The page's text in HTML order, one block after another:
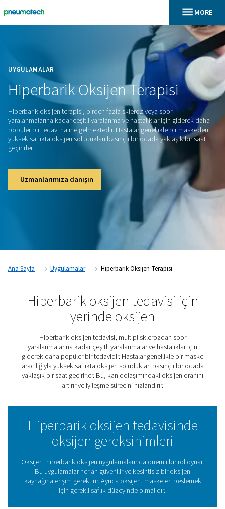
UYGULAMALAR
HiperbarikOksijenTerapisi
Hiperbarik oksijen terapisi, birden fazla skleroz veya spor
yaralanmalarına kadar çeşitli yaralanma ve hastalıklar için
popüler bir tedavi haline gelmektedir. Hastalar genellikle
yüksek saflıkta oksijen soludukları basınçlı bir odada
geçirirler.
Uzmanlarımıza danışın
Ana Sayfa Uygulamalar Hiperbarik Oksijen Terapisi
Hiperbarik oksijen tedavisi
yerinde oksijen
Hiperbarik oksijen tedavisi, multipl sklerozdan
yaralanmalarına kadar çeşitli yaralanmalar ve
giderek daha popüler bir tedavidir. Hastalar genellikle
aracılığıyla yüksek saflıkta oksijen soludukları basınçlı
yaklaşık bir saat geçirirler. Bu, kan dolaşımındaki
artırır ve iyileşme sürecini hızlandırır.